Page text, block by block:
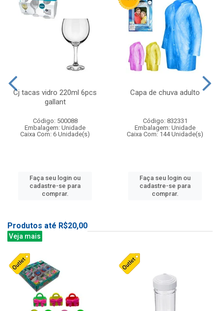
Cj tacas vidro 220ml 6pcs
gallant
Código: 500088
Embalagem: Unidade
Caixa Com: 6 Unidade(s)
Faça seu login ou
cadastre-se para
comprar.
Capa de chuva adulto
Código: 832331
Embalagem: Unidade
Caixa Com: 144 Unidade(s)
Faça seu login ou
cadastre-se para
comprar.
Produtos até R$20,00
Veja mais